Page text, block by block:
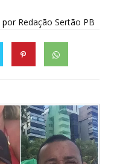
por Redação Sertão PB